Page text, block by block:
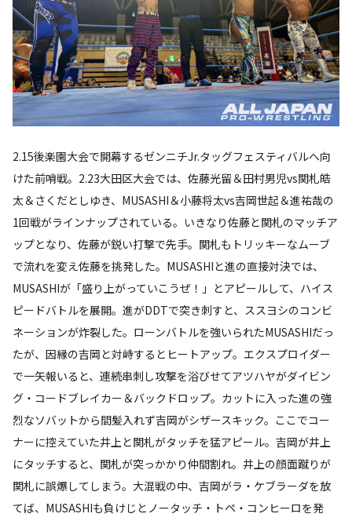
2.15後楽園大会で開幕するゼンニチJr.タッグフェスティバルへ向
けた前哨戦。2.23大田区大会では、佐藤光留＆田村男児vs関札皓
太＆さくだとしゆき、MUSASHI＆小藤将太vs吉岡世起＆進祐哉の
1回戦がラインナップされている。いきなり佐藤と関札のマッチア
ップとなり、佐藤が鋭い打撃で先手。関札もトリッキーなムーブ
で流れを変え佐藤を挑発した。MUSASHIと進の直接対決では、
MUSASHIが「盛り上がっていこうぜ！」とアピールして、ハイス
ピードバトルを展開。進がDDTで突き刺すと、ススヨシのコンビ
ネーションが炸裂した。ローンバトルを強いられたMUSASHIだっ
たが、因縁の吉岡と対峙するとヒートアップ。エクスプロイダー
で一矢報いると、連続串刺し攻撃を浴びせてアツハヤがダイビン
グ・コードブレイカー＆バックドロップ。カットに入った進の強
烈なソバットから間髪入れず吉岡がシザースキック。ここでコー
ナーに控えていた井上と関札がタッチを猛アピール。吉岡が井上
にタッチすると、関札が突っかかり仲間割れ。井上の顔面蹴りが
関札に誤爆してしまう。大混戦の中、吉岡がラ・ケブラーダを放
てば、MUSASHIも負けじとノータッチ・トペ・コンヒーロを発